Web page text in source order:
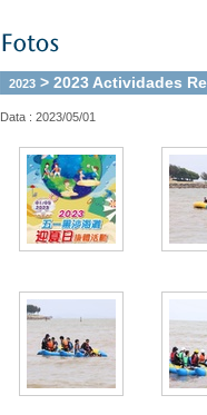
2023 > 2023 Actividades
Data : 2023/05/01